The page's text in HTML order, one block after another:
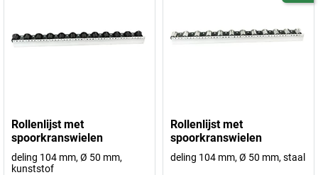
Rollenlijst met
spoorkranswielen
deling 104 mm, Ø 50 mm,
kunststof
Rollenlijst met
spoorkranswielen
deling 104 mm, Ø 50 mm, staal